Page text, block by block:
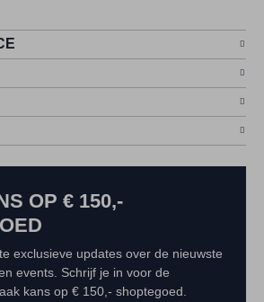
OP € 150,-
exclusieve updates over de nieuwste
events. Schrijf je in voor de
kans op € 150,- shoptegoed.